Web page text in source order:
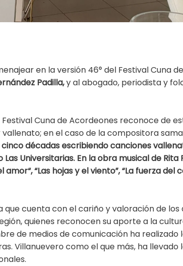
en la versión 46° del Festival Cuna
Padilla,y al abogado, periodista y
Cuna de Acordeones reconoce de
en el caso de la compositora
décadas escribiendo canciones
Universitarias. En la obra musical de Rita
“Las hojas y el viento”, “La fuerza del
cuenta con el cariño y valoración de
quienes reconocen su aporte a la
de medios de comunicación ha realizado
Villanuevero como el que más, ha llevado